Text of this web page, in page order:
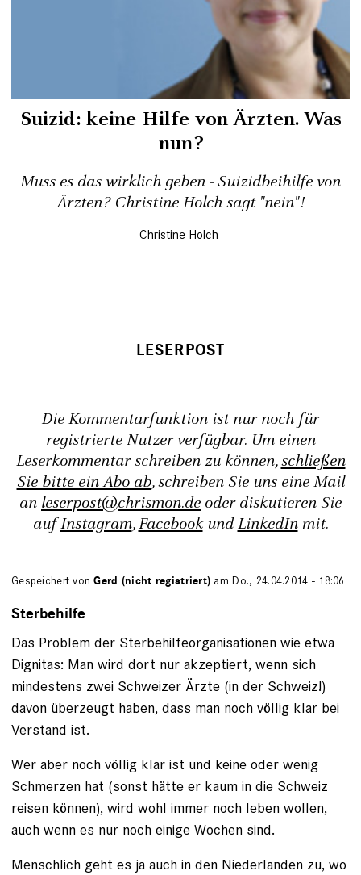
Suizid: keine Hilfe von Ärzten. Was
nun?
Muss es das wirklich geben - Suizidbeihilfe von
Ärzten? Christine Holch sagt "nein"!
Christine Holch
Die Kommentarfunktion ist nur noch für
registrierte Nutzer verfügbar. Um einen
Leserkommentar schreiben zu können,schließen
Sie bitte ein Abo ab, schreiben Sie uns eine Mail
an leserpost@chrismon.de oder diskutieren Sie
aufInstagram,FacebookundLinkedInmit.
Gespeichert vonGerd (nicht registriert) am Do., 24.04.2014 - 18:06
Sterbehilfe
Das Problem der Sterbehilfeorganisationen wie etwa
Dignitas: Man wird dort nur akzeptiert, wenn sich
mindestens zwei Schweizer Ärzte (in der Schweiz!)
davon überzeugt haben, dass man noch völlig klar bei
Verstand ist.
Wer aber noch völlig klar ist und keine oder wenig
Schmerzen hat (sonst hätte er kaum in die Schweiz
reisen können), wird wohl immer noch leben wollen,
auch wenn es nur noch einige Wochen sind.
Menschlich geht es ja auch in den Niederlanden zu, wo